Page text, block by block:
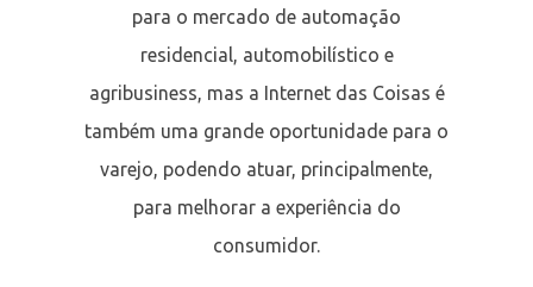
para o mercado de automação
residencial, automobilístico e
agribusiness, mas a Internet das Coisas é
também uma grande oportunidade para o
varejo, podendo atuar, principalmente,
para melhorar a experiência do
consumidor.